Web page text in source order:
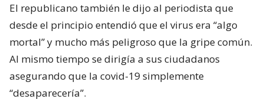
El republicano también le dijo al periodista que
desde el principio entendió que el virus era “algo
mortal” y mucho más peligroso que la gripe común.
Al mismo tiempo se dirigía a sus ciudadanos
asegurando que la covid-19 simplemente
“desaparecería”.